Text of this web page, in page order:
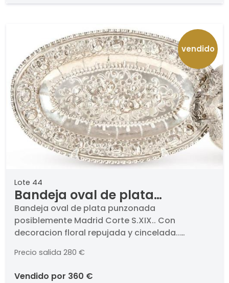
vendido
Lote 44
Bandeja oval de plata
punzonada posiblemente
Madrid Corte S.XIX.
Bandeja oval de plata punzonada
posiblemente Madrid Corte S.XIX.. Con
decoracion floral repujada y cincelada..
Precio salida 280 €
vendido por 360 €